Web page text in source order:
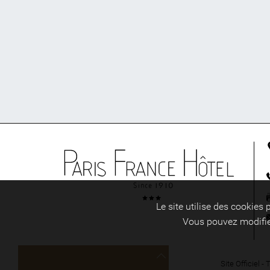
Site Officiel -
Le site utilise des cookies
Vous pouvez